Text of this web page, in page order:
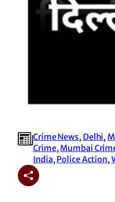
Crime News, Delhi,
Crime, Mumbai
India, Police Action,